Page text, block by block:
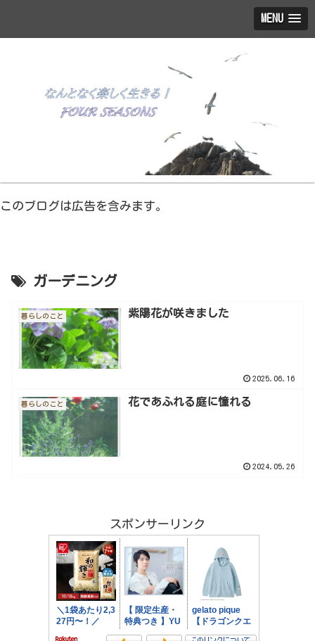
MENU
このブログは広告を含みます。
ガーデニング
暮らしのこと 紫陽花が咲きました
2025.06.16
暮らしのこと 花であふれる庭に憧れる
2024.05.26
スポンサーリンク